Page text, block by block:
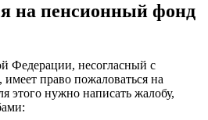
на пенсионный фонд
Федерации, несогласный с
право пожаловаться на
нужно написать жалобу,